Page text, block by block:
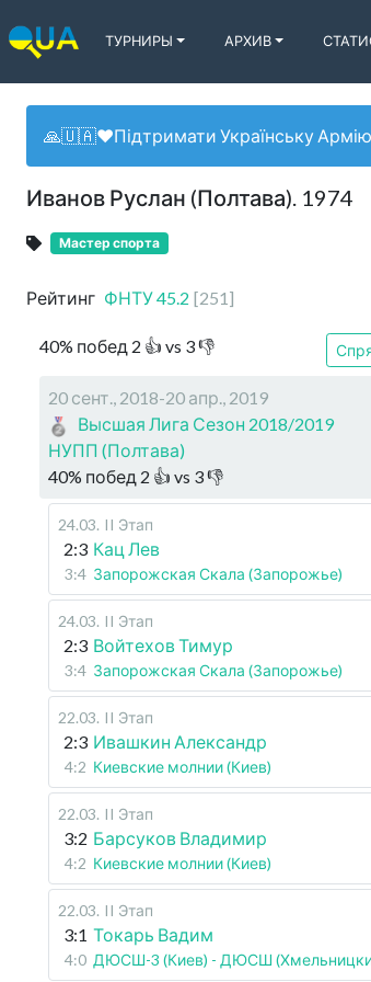
ТУРНИРЫ АРХИВ
🙏🇺🇦❤️Підтримати Українську Армію
Иванов Руслан (Полтава). 1974
Мастер спорта
Рейтинг ФНТУ45.2 [251 ]
40% побед 2 👍 vs 3👎
20 сент., 2018-20 апр., 2019
Высшая Лига Сезон 2018/2019
НУПП (Полтава)
40% побед 2 👍 vs 3👎
24.03. II Этап
2:3 Кац Лев
3:4 Запорожская Скала (Запорожье)
24.03. II Этап
2:3 Войтехов Тимур
3:4 Запорожская Скала (Запорожье)
22.03. II Этап
2:3 Ивашкин Александр
4:2 Киевские молнии (Киев)
22.03. II Этап
3:2 Барсуков Владимир
4:2 Киевские молнии (Киев)
22.03. II Этап
3:1 Токарь Вадим
4:0 ДЮСШ-3 (Киев) - ДЮСШ